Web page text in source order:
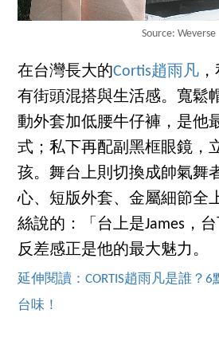
Source: Weverse
在台灣長大的Cortis趙雨凡
有街頭混搭與生活感。寬鬆
動外套加低腰牛仔褲，是他
式；私下再配副黑框眼鏡，
孩。舞台上則切換成帥氣舞
心、短版外套、金屬細節全
絲說的：「台上是James，
反差感正是他的最大魅力。
延伸閱讀：CORTIS趙雨凡是誰？
台味！